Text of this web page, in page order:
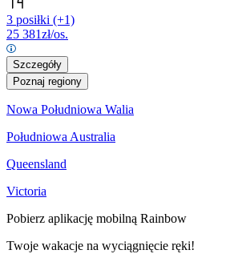
3 posiłki (+1)
25 381zł/os.
Szczegóły
Poznaj regiony
Nowa Południowa Walia
Południowa Australia
Queensland
Victoria
Pobierz aplikację mobilną Rainbow
Twoje wakacje na wyciągnięcie ręki!